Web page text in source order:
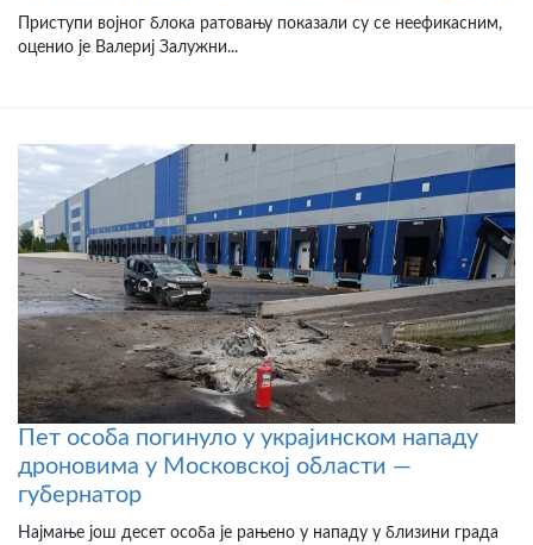
Приступи војног блока ратовању показали су се неефикасним,
оценио је Валериј Залужни...
Пет особа погинуло у украјинском нападу
дроновима у Московској области —
губернатор
Најмање још десет особа је рањено у нападу у близини града